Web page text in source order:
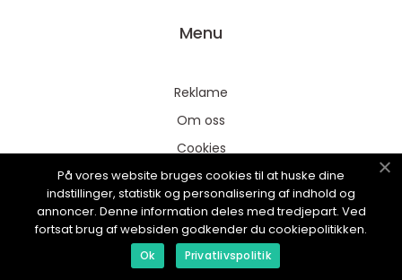
Menu
Reklame
Om oss
Cookies
Kontakt Oss
Sitemap
På vores website bruges cookies til at huske dine
indstillinger, statistik og personalisering af indhold og
annoncer. Denne information deles med tredjepart. Ved
fortsat brug af websiden godkender du cookiepolitikken.
Ok Privatlivspolitik